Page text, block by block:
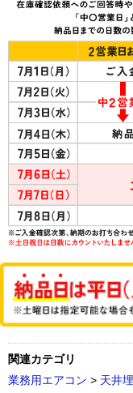
関連カテゴリ
業務用エアコン > 天井